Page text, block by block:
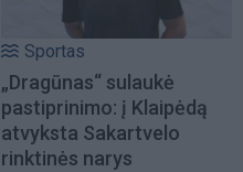
Sportas
„Dragūnas“ sulaukė
pastiprinimo: į Klaipėdą
atvyksta Sakartvelo
rinktinės narys